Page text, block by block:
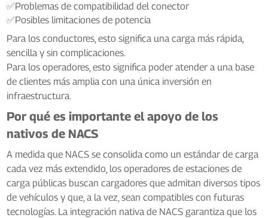
✅Problemas de compatibilidad del conector
✅Posibles limitaciones de potencia
Para los conductores, esto significa una carga más rápida,
sencilla y sin complicaciones.
Para los operadores, esto significa poder atender a una base
de clientes más amplia con una única inversión en
infraestructura.
Por qué es importante el apoyo de los
nativos de NACS
A medida que NACS se consolida como un estándar de carga
cada vez más extendido, los operadores de estaciones de
carga públicas buscan cargadores que admitan diversos tipos
de vehículos y que, a la vez, sean compatibles con futuras
tecnologías. La integración nativa de NACS garantiza que los